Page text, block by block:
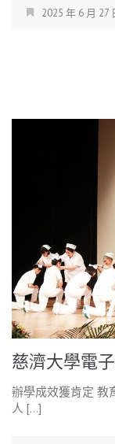
2025 年 6 月 27
慈濟大學電
辦學成效獲肯定 教
人 […]